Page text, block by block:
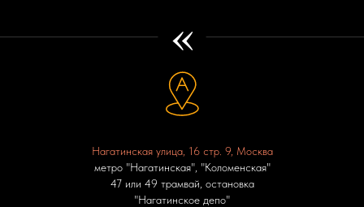
«
Нагатинская улица, 16 стр. 9, Москва
метро "Нагатинская", "Коломенская"
47 или 49 трамвай, остановка
"Нагатинское депо"